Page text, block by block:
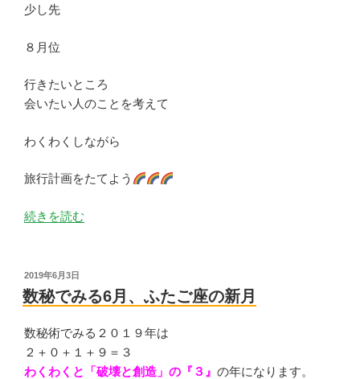
少し先
８月位
行きたいところ
会いたい人のことを考えて
わくわくしながら
旅行計画をたてよう
“少
を
創
す
る”
の
続きを読む
投
稿
日:
2019年6月3日
数秘でみる6月、ふたご座の新月
数秘術でみる２０１９年は
２＋０＋１＋９＝３
わくわくと「破壊と創造」の『３』 の年になります。